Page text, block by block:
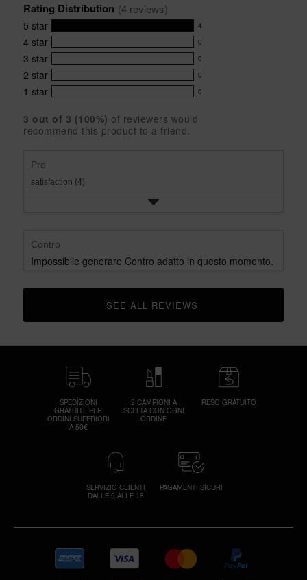
for
this
product:
5.0
out
of
5
stars
Rating Distribution (4 reviews)
5 star 4
4
reviews
with
5
star
rating.
4 star 0
0
reviews
with
4
rating.
3 star 0
0
reviews
with
star
rating.
2 star 0
0
reviews
2
star
1 star 0
0
reviews
with
1
rating.
3 out of 3 (100%) of reviewers would
recommend this product to a friend.
Pro
satisfaction (4)
Contro
Impossibile generare Contro adatto in questo momento.
CLICK TO GO TO ALL REVIEWS
SPEDIZIONI
GRATUITE PER
ORDINI SUPERIORI
A 50€
2 CAMPIONI A
SCELTA CON OGNI
ORDINE
RESO GRATUITO
SERVIZIO CLIENTI
DALLE 9 ALLE 18
PAGAMENTI SICURI